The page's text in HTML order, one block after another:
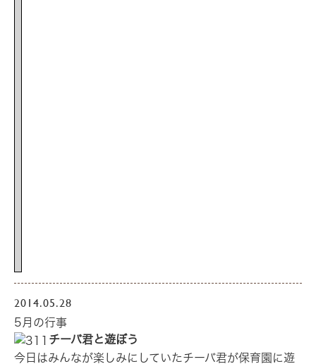
2014.05.28
5月の行事
チーバ君と遊ぼう
今日はみんなが楽しみにしていたチーバ君が保育園に遊